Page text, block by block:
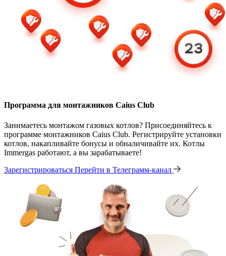
Программа для монтажников Caius Club
Занимаетесь монтажом газовых котлов? Присоединяйтесь к
программе монтажников Caius Club. Регистрируйте установки
котлов, накапливайте бонусы и обналичивайте их. Котлы
Immergas работают, а вы зарабатываете!
Зарегистрироваться Перейти в Телеграмм-канал